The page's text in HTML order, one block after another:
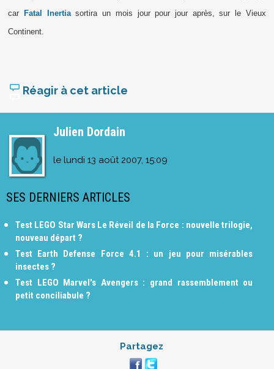
car
Fatal Inertiasortira un mois jour pour jour après, sur le Vieux
Continent.
Réagir à cet article
Julien Dordain
le lundi 13 août 2007, 15:09
SES DERNIERS ARTICLES
Test LEGO Star Wars Le Réveil de la Force : nouvelle trilogie,
nouveau départ ?
Test Earth Defense Force 4.1 : un jeu pour misérables
insectes ?
Test LEGO Marvel's Avengers : grand rassemblement ou
petit conciliabule ?
Partagez